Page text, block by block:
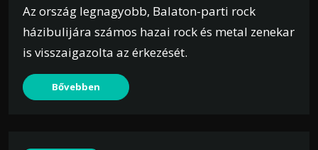
Az ország legnagyobb, Balaton-parti rock
házibulijára számos hazai rock és metal zenekar
is visszaigazolta az érkezését.
Bővebben